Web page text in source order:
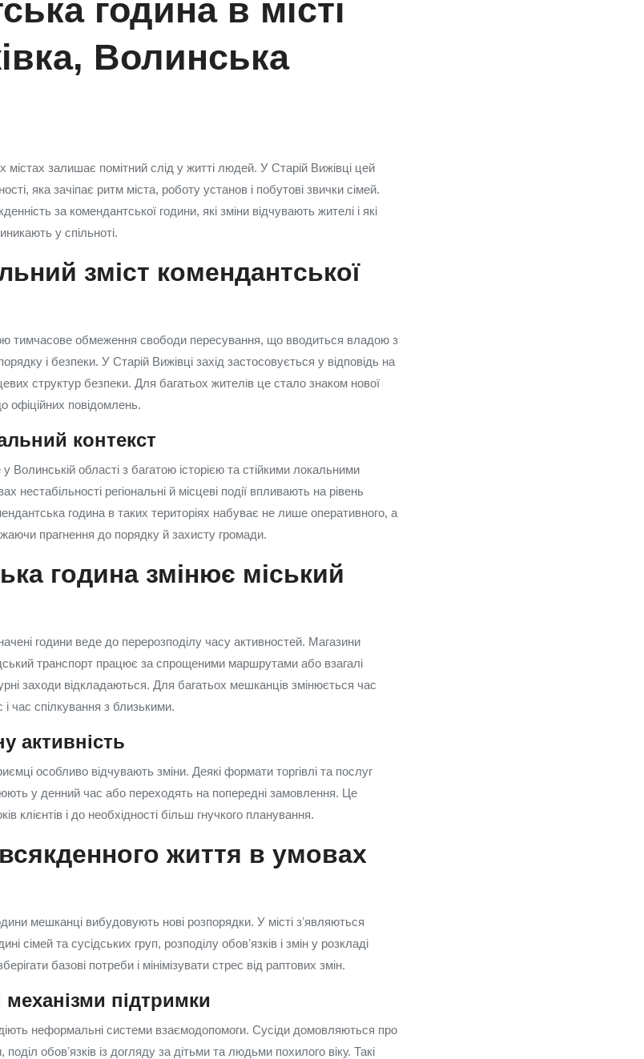
година в місті
Волинська
містах залишає помітний слід у житті людей. У Старій Вижівці цей
яка зачіпає ритм міста, роботу установ і побутові звички сімей.
за комендантської години, які зміни відчувають жителі і які
у спільноті.
зміст комендантської
тимчасове обмеження свободи пересування, що вводиться владою з
і безпеки. У Старій Вижівці захід застосовується у відповідь на
структур безпеки. Для багатьох жителів це стало знаком нової
офіційних повідомлень.
контекст
Волинській області з багатою історією та стійкими локальними
регіональні й місцеві події впливають на рівень
година в таких територіях набуває не лише оперативного, а
прагнення до порядку й захисту громади.
година змінює міський
години веде до перерозподілу часу активностей. Магазини
транспорт працює за спрощеними маршрутами або взагалі
заходи відкладаються. Для багатьох мешканців змінюється час
час спілкування з близькими.
активність
особливо відчувають зміни. Деякі формати торгівлі та послуг
у денний час або переходять на попередні замовлення. Це
клієнтів і до необхідності більш гнучкого планування.
життя в умовах
мешканці вибудовують нові розпорядки. У місті зʼявляються
сімей та сусідських груп, розподілу обовʼязків і змін у розкладі
базові потреби і мінімізувати стрес від раптових змін.
механізми підтримки
неформальні системи взаємодопомоги. Сусіди домовляються про
обовʼязків із догляду за дітьми та людьми похилого віку. Такі